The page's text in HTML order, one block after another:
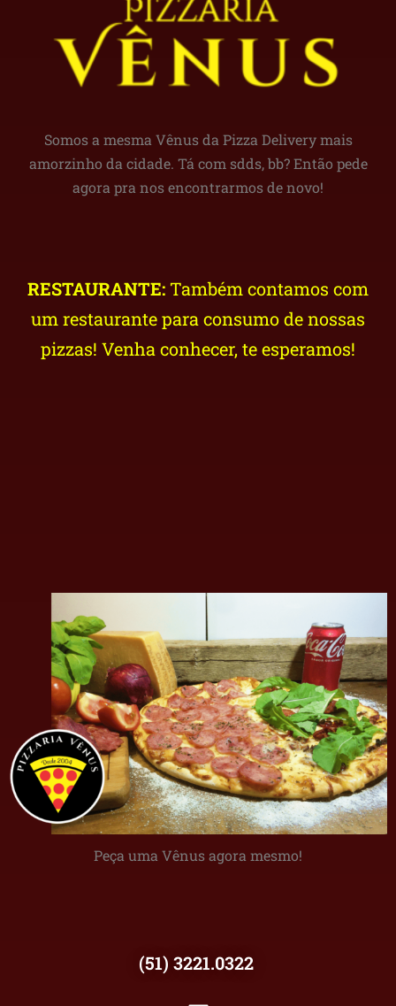
Somos a mesma Vênus da Pizza Delivery mais
amorzinho da cidade. Tá com sdds, bb? Então pede
agora pra nos encontrarmos de novo!
RESTAURANTE: Também contamos com
um restaurante para consumo de nossas
pizzas! Venha conhecer, te esperamos!
Peça uma Vênus agora mesmo!
(51) 3221.0322